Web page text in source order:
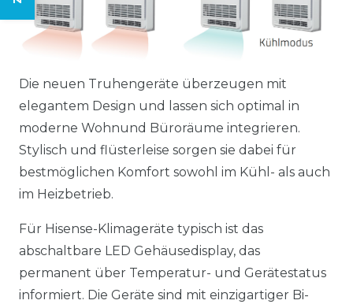
Die neuen Truhengeräte überzeugen mit
elegantem Design und lassen sich optimal in
moderne Wohnund Büroräume integrieren.
Stylisch und flüsterleise sorgen sie dabei für
bestmöglichen Komfort sowohl im Kühl- als auch
im Heizbetrieb.
Für Hisense-Klimageräte typisch ist das
abschaltbare LED Gehäusedisplay, das
permanent über Temperatur- und Gerätestatus
informiert. Die Geräte sind mit einzigartiger Bi-